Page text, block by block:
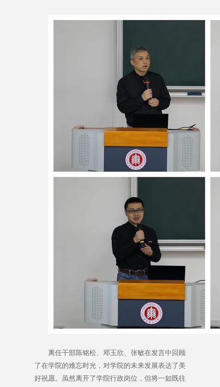
离任干部陈铭松、邓玉欣、张敏在发言中回顾
了在学院的难忘时光，对学院的未来发展表达了美
好祝愿。虽然离开了学院行政岗位，但将一如既往